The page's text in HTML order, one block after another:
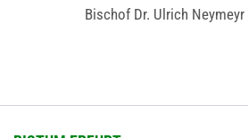
Bischof Dr. Ulrich Neymeyr